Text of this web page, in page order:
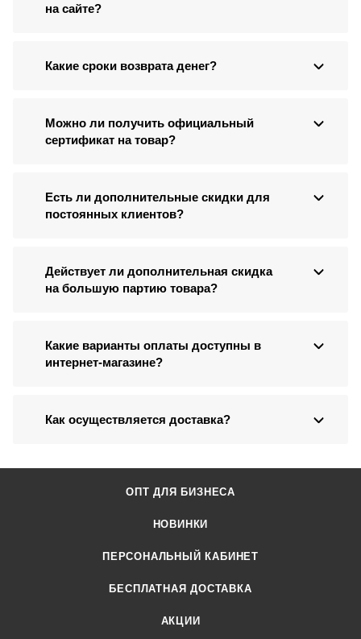
на сайте?
Какие сроки возврата денег?
Можно ли получить официальный
сертификат на товар?
Есть ли дополнительные скидки для
постоянных клиентов?
Действует ли дополнительная скидка
на большую партию товара?
Какие варианты оплаты доступны в
интернет-магазине?
Как осуществляется доставка?
ОПТ ДЛЯ БИЗНЕСА
НОВИНКИ
ПЕРСОНАЛЬНЫЙ КАБИНЕТ
БЕСПЛАТНАЯ ДОСТАВКА
АКЦИИ